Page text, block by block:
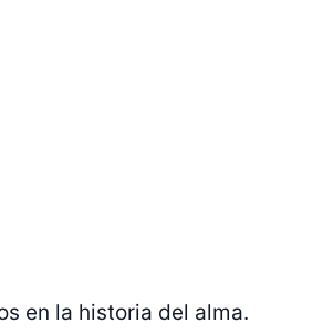
en la historia del alma.